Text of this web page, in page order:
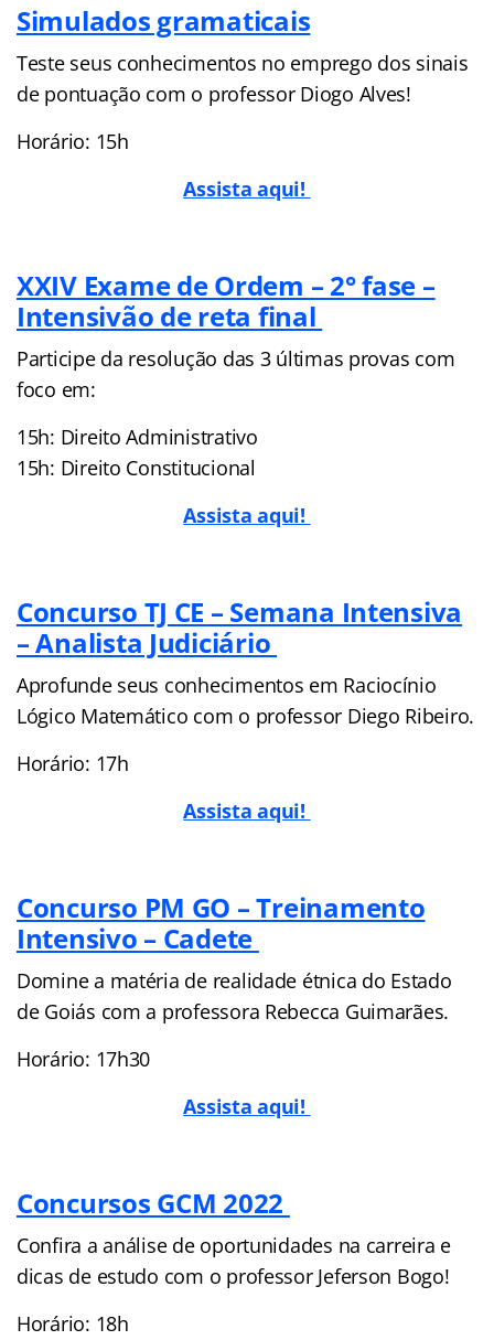
Simulados gramaticais
Teste seus conhecimentos no emprego dos sinais
de pontuação com o professor Diogo Alves!
Horário: 15h
Assista aqui!
XXIV Exame de Ordem – 2° fase –
Intensivão de reta final
Participe da resolução das 3 últimas provas com
foco em:
15h: Direito Administrativo
15h: Direito Constitucional
Assista aqui!
Concurso TJ CE – Semana Intensiva
– Analista Judiciário
Aprofunde seus conhecimentos em Raciocínio
Lógico Matemático com o professor Diego Ribeiro.
Horário: 17h
Assista aqui!
Concurso PM GO – Treinamento
Intensivo – Cadete
Domine a matéria de realidade étnica do Estado
de Goiás com a professora Rebecca Guimarães.
Horário: 17h30
Assista aqui!
Concursos GCM 2022
Confira a análise de oportunidades na carreira e
dicas de estudo com o professor Jeferson Bogo!
Horário: 18h